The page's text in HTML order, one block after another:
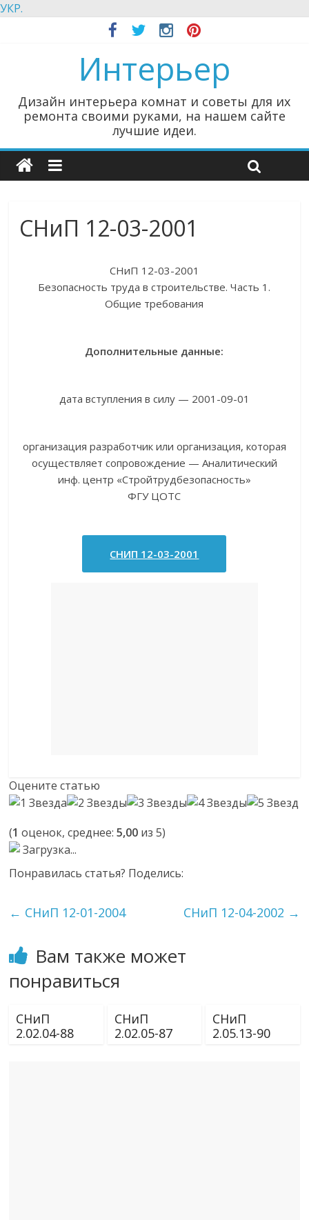
УКР.
Интерьер
Дизайн интерьера комнат и советы для их
ремонта своими руками, на нашем сайте
лучшие идеи.
СНиП 12-03-2001
СНиП 12-03-2001
Безопасность труда в строительстве. Часть 1.
Общие требования
Дополнительные данные:
дата вступления в силу — 2001-09-01
организация разработчик или организация, которая
осуществляет сопровождение — Аналитический
инф. центр «Стройтрудбезопасность»
ФГУ ЦОТС
СНИП 12-03-2001
Оцените статью
(1 оценок, среднее:5,00 из 5)
Загрузка...
Понравилась статья? Поделись:
← СНиП 12-01-2004 СНиП 12-04-2002 →
Вам также может
понравиться
СНиП
2.02.04-88
СНиП
2.02.05-87
СНиП
2.05.13-90